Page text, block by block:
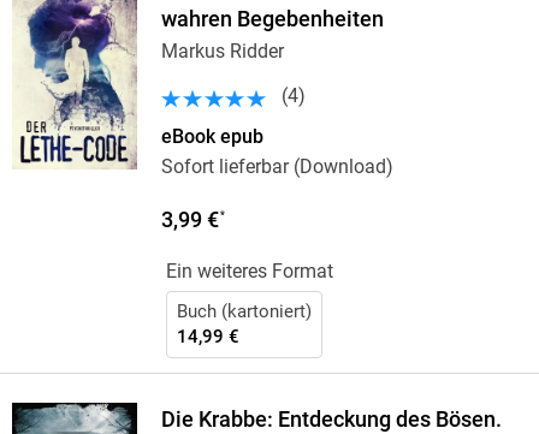
wahren Begebenheiten
Markus Ridder
(4)
eBook epub
Sofort lieferbar (Download)
3,99 €*
Ein weiteres Format
Buch (kartoniert)
14,99 €
Die Krabbe: Entdeckung des Bösen.